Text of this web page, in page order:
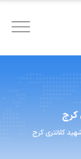
کرج
کلانتری کرج